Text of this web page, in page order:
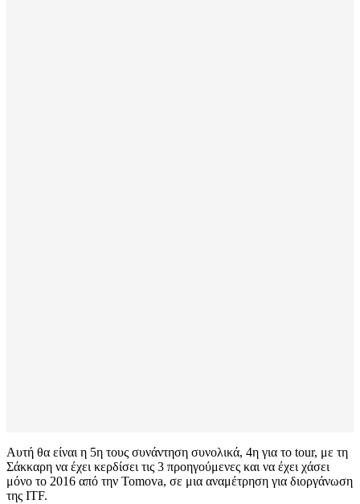
Αυτή θα είναι η 5η τους συνάντηση συνολικά, 4η για το tour, με τη
Σάκκαρη να έχει κερδίσει τις 3 προηγούμενες και να έχει χάσει
μόνο το 2016 από την Tomova, σε μια αναμέτρηση για διοργάνωση
της ITF.